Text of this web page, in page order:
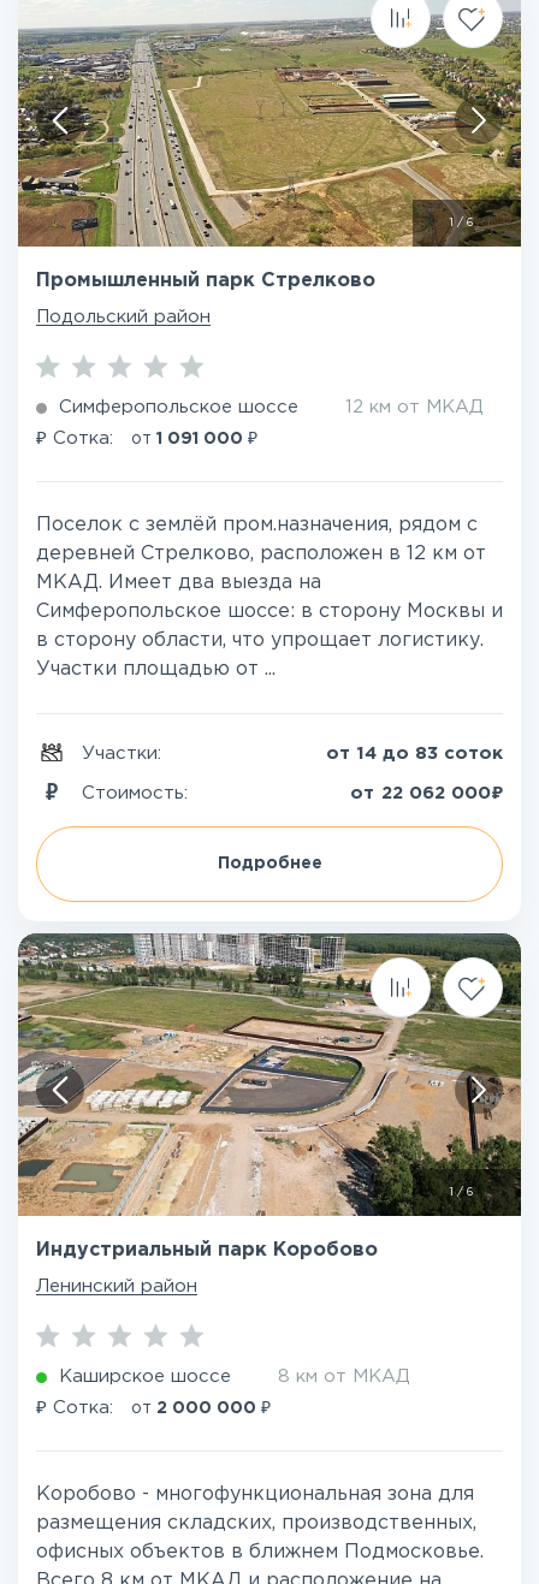
1 /6
Промышленный парк Стрелково
Подольский район
Симферопольское шоссе 12 км от МКАД
₽ Сотка: от 1 091 000 ₽
Поселок с землёй пром.назначения, рядом с
деревней Стрелково, расположен в 12 км от
МКАД. Имеет два выезда на
Симферопольское шоссе: в сторону Москвы и
в сторону области, что упрощает логистику.
Участки площадью от ...
Участки: от 14 до 83 соток
Стоимость: от 22 062 000₽
Подробнее
1 / 6
Индустриальный парк Коробово
Ленинский район
Каширское шоссе 8 км от МКАД
₽ Сотка: от 2 000 000 ₽
Коробово - многофункциональная зона для
размещения складских, производственных,
офисных объектов в ближнем Подмосковье.